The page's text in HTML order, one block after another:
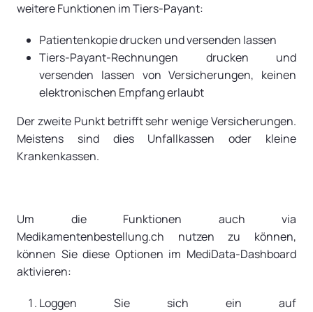
weitere Funktionen im Tiers-Payant:
Patientenkopie drucken und versenden lassen
Tiers-Payant-Rechnungen drucken und
versenden lassen von Versicherungen, keinen
elektronischen Empfang erlaubt
Der zweite Punkt betrifft sehr wenige Versicherungen.
Meistens sind dies Unfallkassen oder kleine
Krankenkassen.
Um die Funktionen auch via
Medikamentenbestellung.ch nutzen zu können,
können Sie diese Optionen im MediData-Dashboard
aktivieren:
Loggen Sie sich ein auf